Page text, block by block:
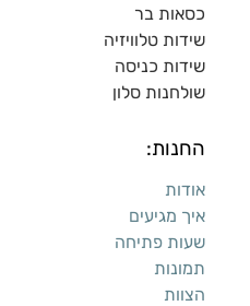
כסאות בר
שידות טלוויזיה
שידות כניסה
שולחנות סלון
החנות:
אודות
איך מגיעים
שעות פתיחה
תמונות
הצוות